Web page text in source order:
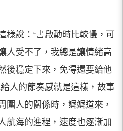
樣說：“書啟動時比較慢，可
人受不了，我總是讓情緒高
後穩定下來，免得還要給他
人的節奏感就是這樣，故事
圍人的關係時，娓娓道來，
航海的進程，速度也逐漸加